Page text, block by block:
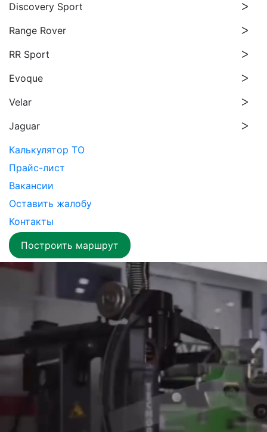
Discovery Sport
Range Rover
RR Sport
Evoque
Velar
Jaguar
Калькулятор ТО
Прайс-лист
Вакансии
Оставить жалобу
Контакты
Построить маршрут